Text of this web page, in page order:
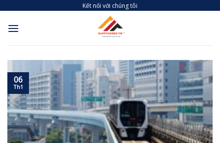
content
Kết nối với chúng tôi
06
Th1